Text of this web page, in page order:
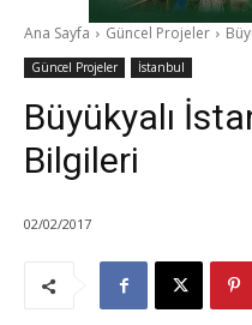
Ana Sayfa Güncel Projeler
Güncel Projeler İstanbul
Büyükyalı
Bilgileri
02/02/2017